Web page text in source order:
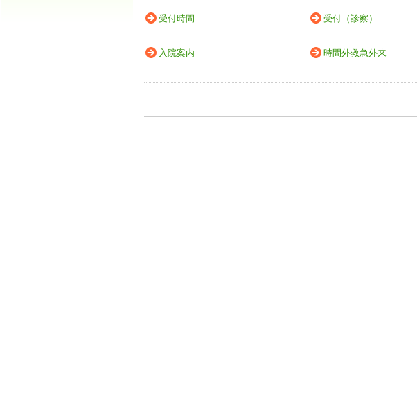
受付時間 受付（診察）
入院案内 時間外救急外来